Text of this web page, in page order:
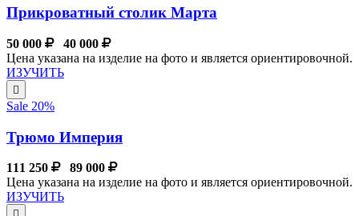
Прикроватный столик Марта
50 000
40 000
Цена указана на изделие на фото и является ориентировочной.
ИЗУЧИТЬ
Sale 20%
Трюмо Империя
111 250
89 000
Цена указана на изделие на фото и является ориентировочной.
ИЗУЧИТЬ